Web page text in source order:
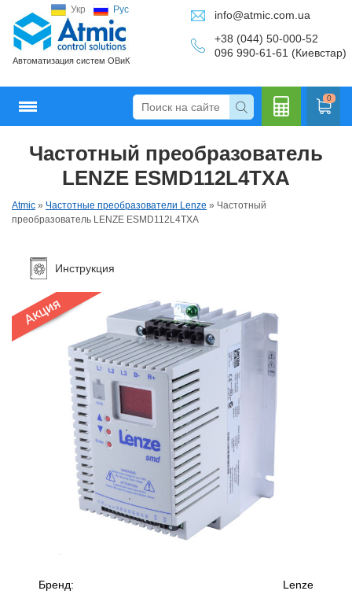
Укр Рус
Автоматизация систем ОВиК
info@atmic.com.ua
+38 (044) 50-000-52
096 990-61-61 (Киевстар)
0
Частотный преобразователь
LENZE ESMD112L4TXA
Atmic » Частотные преобразователи Lenze » Частотный
преобразователь LENZE ESMD112L4TXA
Инструкция
Бренд: Lenze